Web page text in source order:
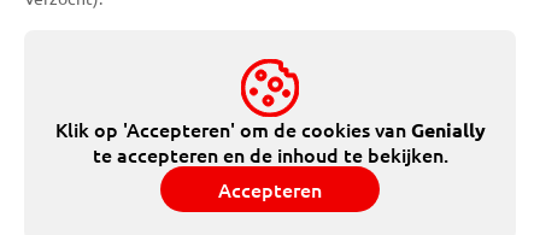
Klik op 'Accepteren' om de cookies vanGenially
te accepteren en de inhoud te bekijken.
Accepteren